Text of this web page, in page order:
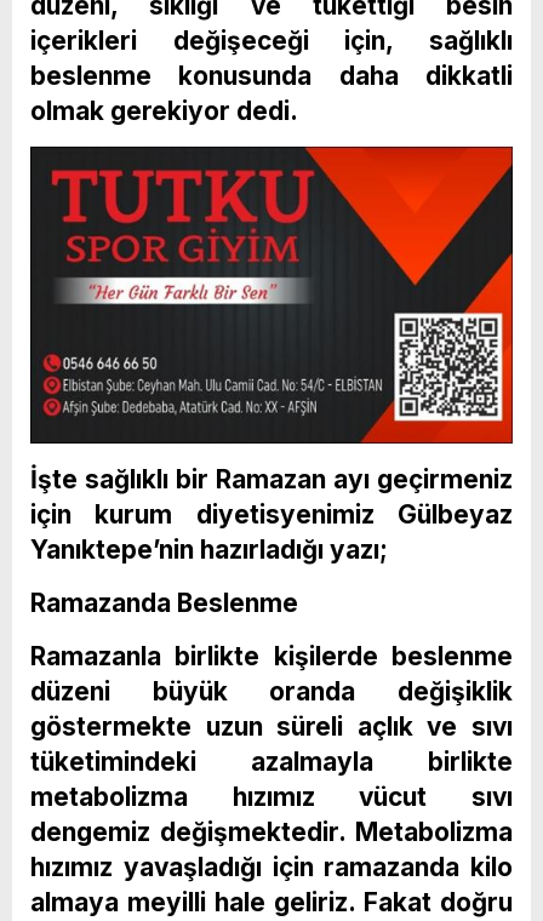
içerikleri değişeceği için, sağlıklı
beslenme konusunda daha dikkatli
olmak gerekiyor dedi.
İşte sağlıklı bir Ramazan ayı geçirmeniz
için kurum diyetisyenimiz Gülbeyaz
Yanıktepe’nin hazırladığı yazı;
Ramazanda Beslenme
Ramazanla birlikte kişilerde beslenme
düzeni büyük oranda değişiklik
göstermekte uzun süreli açlık ve sıvı
tüketimindeki azalmayla birlikte
metabolizma hızımız vücut sıvı
dengemiz değişmektedir. Metabolizma
hızımız yavaşladığı için ramazanda kilo
almaya meyilli hale geliriz. Fakat doğru